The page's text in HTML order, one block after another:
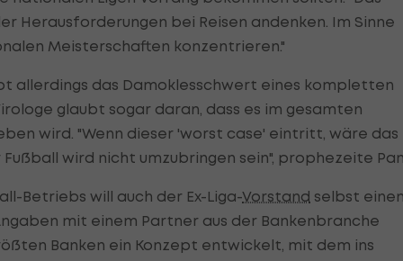
Herausforderungen bei Reisen andenken. Im Sinne
Meisterschaften konzentrieren."
allerdings das Damoklesschwert eines kompletten
glaubt sogar daran, dass es im gesamten
wird. "Wenn dieser 'worst case' eintritt, wäre das
wird nicht umzubringen sein", prophezeite
Betriebs will auch der Ex-Liga-Vorstand selbst einen
mit einem Partner aus der Bankenbranche
Banken ein Konzept entwickelt, mit dem ins